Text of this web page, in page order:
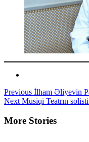
Continue
Reading
Previous İlham Əliyevin
Next Musiqi Teatrın
More Stories